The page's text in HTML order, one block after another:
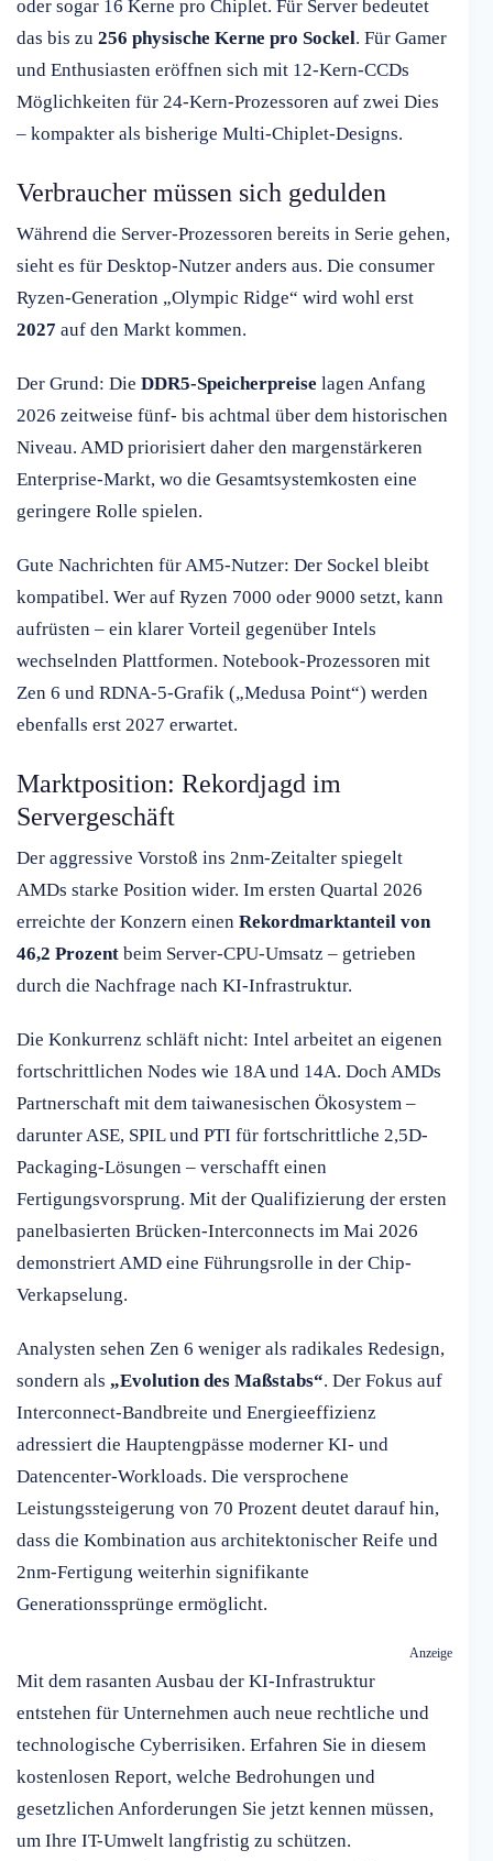
oder sogar 16 Kerne pro Chiplet. Für Server bedeutet
das bis zu 256 physische Kerne pro Sockel. Für Gamer
und Enthusiasten eröffnen sich mit 12-Kern-CCDs
Möglichkeiten für 24-Kern-Prozessoren auf zwei Dies
– kompakter als bisherige Multi-Chiplet-Designs.
Verbraucher müssen sich gedulden
Während die Server-Prozessoren bereits in Serie gehen,
sieht es für Desktop-Nutzer anders aus. Die consumer
Ryzen-Generation „Olympic Ridge“ wird wohl erst
2027 auf den Markt kommen.
Der Grund: Die DDR5-Speicherpreise lagen Anfang
2026 zeitweise fünf- bis achtmal über dem historischen
Niveau. AMD priorisiert daher den margenstärkeren
Enterprise-Markt, wo die Gesamtsystemkosten eine
geringere Rolle spielen.
Gute Nachrichten für AM5-Nutzer: Der Sockel bleibt
kompatibel. Wer auf Ryzen 7000 oder 9000 setzt, kann
aufrüsten – ein klarer Vorteil gegenüber Intels
wechselnden Plattformen. Notebook-Prozessoren mit
Zen 6 und RDNA-5-Grafik („Medusa Point“) werden
ebenfalls erst 2027 erwartet.
Marktposition: Rekordjagd im
Servergeschäft
Der aggressive Vorstoß ins 2nm-Zeitalter spiegelt
AMDs starke Position wider. Im ersten Quartal 2026
erreichte der Konzern einen Rekordmarktanteil von
46,2 Prozent beim Server-CPU-Umsatz – getrieben
durch die Nachfrage nach KI-Infrastruktur.
Die Konkurrenz schläft nicht: Intel arbeitet an eigenen
fortschrittlichen Nodes wie 18A und 14A. Doch AMDs
Partnerschaft mit dem taiwanesischen Ökosystem –
darunter ASE, SPIL und PTI für fortschrittliche 2,5D-
Packaging-Lösungen – verschafft einen
Fertigungsvorsprung. Mit der Qualifizierung der ersten
panelbasierten Brücken-Interconnects im Mai 2026
demonstriert AMD eine Führungsrolle in der Chip-
Verkapselung.
Analysten sehen Zen 6 weniger als radikales Redesign,
sondern als „Evolution des Maßstabs“. Der Fokus auf
Interconnect-Bandbreite und Energieeffizienz
adressiert die Hauptengpässe moderner KI- und
Datencenter-Workloads. Die versprochene
Leistungssteigerung von 70 Prozent deutet darauf hin,
dass die Kombination aus architektonischer Reife und
2nm-Fertigung weiterhin signifikante
Generationssprünge ermöglicht.
Anzeige
Mit dem rasanten Ausbau der KI-Infrastruktur
entstehen für Unternehmen auch neue rechtliche und
technologische Cyberrisiken. Erfahren Sie in diesem
kostenlosen Report, welche Bedrohungen und
gesetzlichen Anforderungen Sie jetzt kennen müssen,
um Ihre IT-Umwelt langfristig zu schützen.